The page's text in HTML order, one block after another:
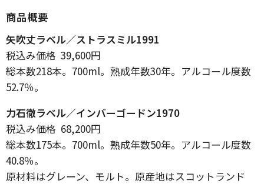
商品概要
矢吹丈ラベル／ストラスミル1991
税込み価格 39,600円
総本数218本。700ml。熟成年数30年。アルコール度数
52.7％。
力石徹ラベル／インバーゴードン1970
税込み価格 68,200円
総本数175本。700ml。熟成年数50年。アルコール度数
40.8％。
原材料はグレーン、モルト。原産地はスコットランド